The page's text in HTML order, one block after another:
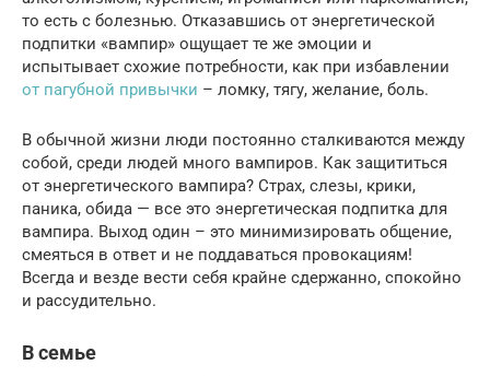
то есть с болезнью. Отказавшись от энергетической
подпитки «вампир» ощущает те же эмоции и
испытывает схожие потребности, как при избавлении
от пагубной привычки – ломку, тягу, желание, боль.
В обычной жизни люди постоянно сталкиваются между
собой, среди людей много вампиров. Как защититься
от энергетического вампира? Страх, слезы, крики,
паника, обида — все это энергетическая подпитка для
вампира. Выход один – это минимизировать общение,
смеяться в ответ и не поддаваться провокациям!
Всегда и везде вести себя крайне сдержанно, спокойно
и рассудительно.
В семье